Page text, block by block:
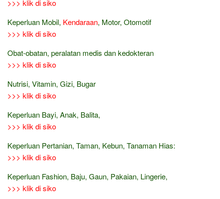
>>> klik di siko
Keperluan Mobil, Kendaraan, Motor, Otomotif
>>> klik di siko
Obat-obatan, peralatan medis dan kedokteran
>>> klik di siko
Nutrisi, Vitamin, Gizi, Bugar
>>> klik di siko
Keperluan Bayi, Anak, Balita,
>>> klik di siko
Keperluan Pertanian, Taman, Kebun, Tanaman Hias:
>>> klik di siko
Keperluan Fashion, Baju, Gaun, Pakaian, Lingerie,
>>> klik di siko